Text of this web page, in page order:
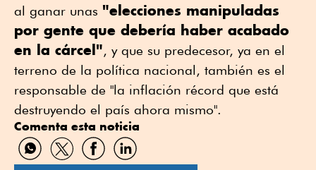
al ganar unas "elecciones manipuladas
por gente que debería haber acabado
en la cárcel", y que su predecesor, ya en el
terreno de la política nacional, también es el
responsable de "la inflación récord que está
destruyendo el país ahora mismo".
Comenta esta noticia
Compartir
por
Compartir
por
Compartir
por
Compartir
por